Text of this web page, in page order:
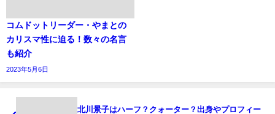
コムドットリーダー・やまとの
カリスマ性に迫る！数々の名言
も紹介
2023年5月6日
北川景子はハーフ？クォーター？出身やプロフィー